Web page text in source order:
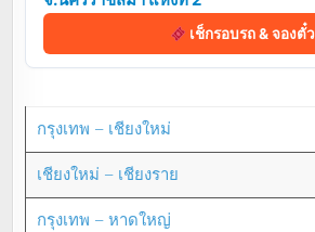
เช็กรอบรถ & จองตั๋ว
กรุงเทพ – เชียงใหม่
เชียงใหม่ – เชียงราย
กรุงเทพ – หาดใหญ่